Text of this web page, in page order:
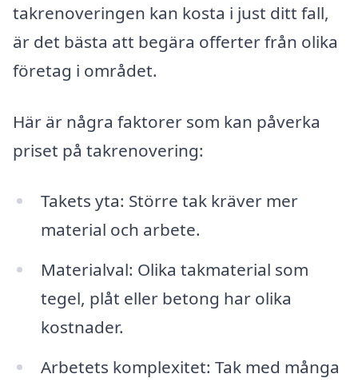
takrenoveringen kan kosta i just ditt fall,
är det bästa att begära offerter från olika
företag i området.
Här är några faktorer som kan påverka
priset på takrenovering:
Takets yta: Större tak kräver mer
material och arbete.
Materialval: Olika takmaterial som
tegel, plåt eller betong har olika
kostnader.
Arbetets komplexitet: Tak med många